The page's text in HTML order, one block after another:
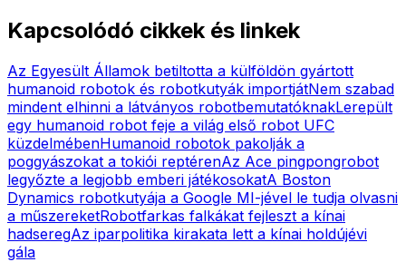
Kapcsolódó cikkek és linkek
Az Egyesült Államok betiltotta a külföldön gyártott
humanoid robotok és robotkutyák importjátNem szabad
mindent elhinni a látványos robotbemutatóknakLerepült
egy humanoid robot feje a világ első robot UFC
küzdelmébenHumanoid robotok pakolják a
poggyászokat a tokiói reptérenAz Ace pingpongrobot
legyőzte a legjobb emberi játékosokatA Boston
Dynamics robotkutyája a Google MI-jével le tudja olvasni
a műszereketRobotfarkas falkákat fejleszt a kínai
hadseregAz iparpolitika kirakata lett a kínai holdújévi
gála